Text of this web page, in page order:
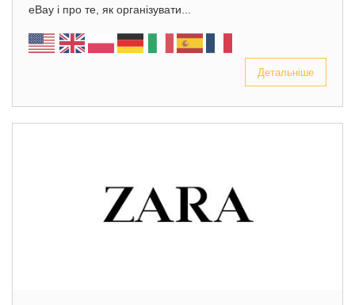
eBay і про те, як організувати...
Детальніше